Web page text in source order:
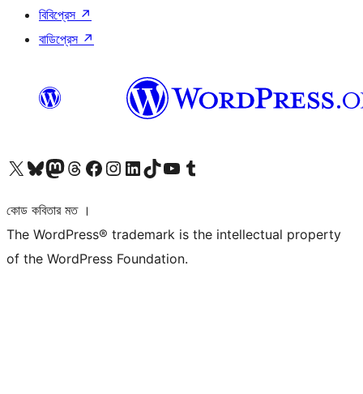
বিবিপ্রেস ↗
বাডিপ্রেস ↗
আমাদের X (আগের টুইটার) অ্যাকাউন্টে যানআমাদের Bluesky অ্যাকাউন্টটি দেখুনআমাদের মাস্টোডন অ্যাকাউন্টটি দেখুনআমাদের থ্রেডস অ্যাকাউন্টটি দেখুনআমাদের ফেসবুক পেজ দেখুনআমাদের ইন্সটাগ্রাম অ্যাকাউন্ট দেখুনআমাদের লিঙ্কডইন অ্যাকাউন্টে যানআমাদের TikTok অ্যাকাউন্টটি দেখুনআমাদের ইউটিউব চ্যানেলে যান আমাদের টাম্বলার অ্যাকাউন্ট দেখুন
কোড কবিতার মত ।
The WordPress® trademark is the intellectual property
of the WordPress Foundation.